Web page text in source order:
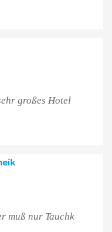
großes Hotel
muß nur Tauchk